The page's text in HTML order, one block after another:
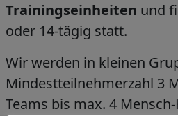
Trainingseinheiten und
oder 14-tägig statt.
Wir werden in kleinen
Mindestteilnehmerzahl 3
Teams bis max. 4